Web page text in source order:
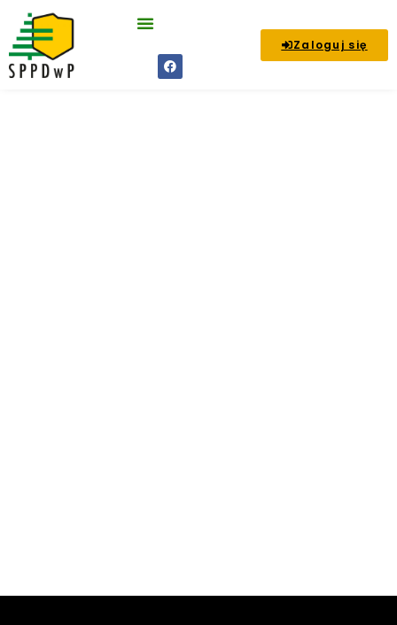
Zaloguj się